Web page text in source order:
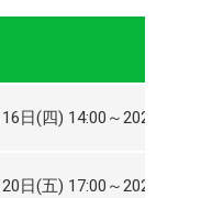
日(四) 14:00～2021年9
日(五) 17:00～2021年9